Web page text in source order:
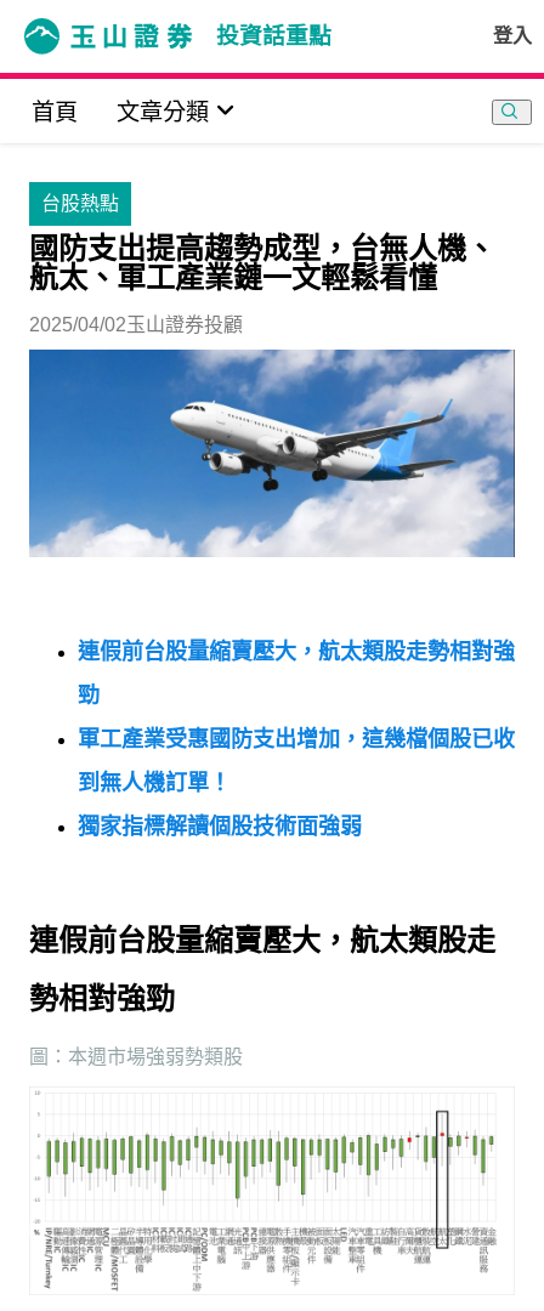
投資話重點 登入
首頁 文章分類
台股熱點
國防支出提高趨勢成型，台無人機、
航太、軍工產業鏈一文輕鬆看懂
2025/04/02玉山證券投顧
連假前台股量縮賣壓大，航太類股走勢相對強
勁
軍工產業受惠國防支出增加，這幾檔個股已收
到無人機訂單！
獨家指標解讀個股技術面強弱
連假前台股量縮賣壓大，航太類股走
勢相對強勁
圖：本週市場強弱勢類股